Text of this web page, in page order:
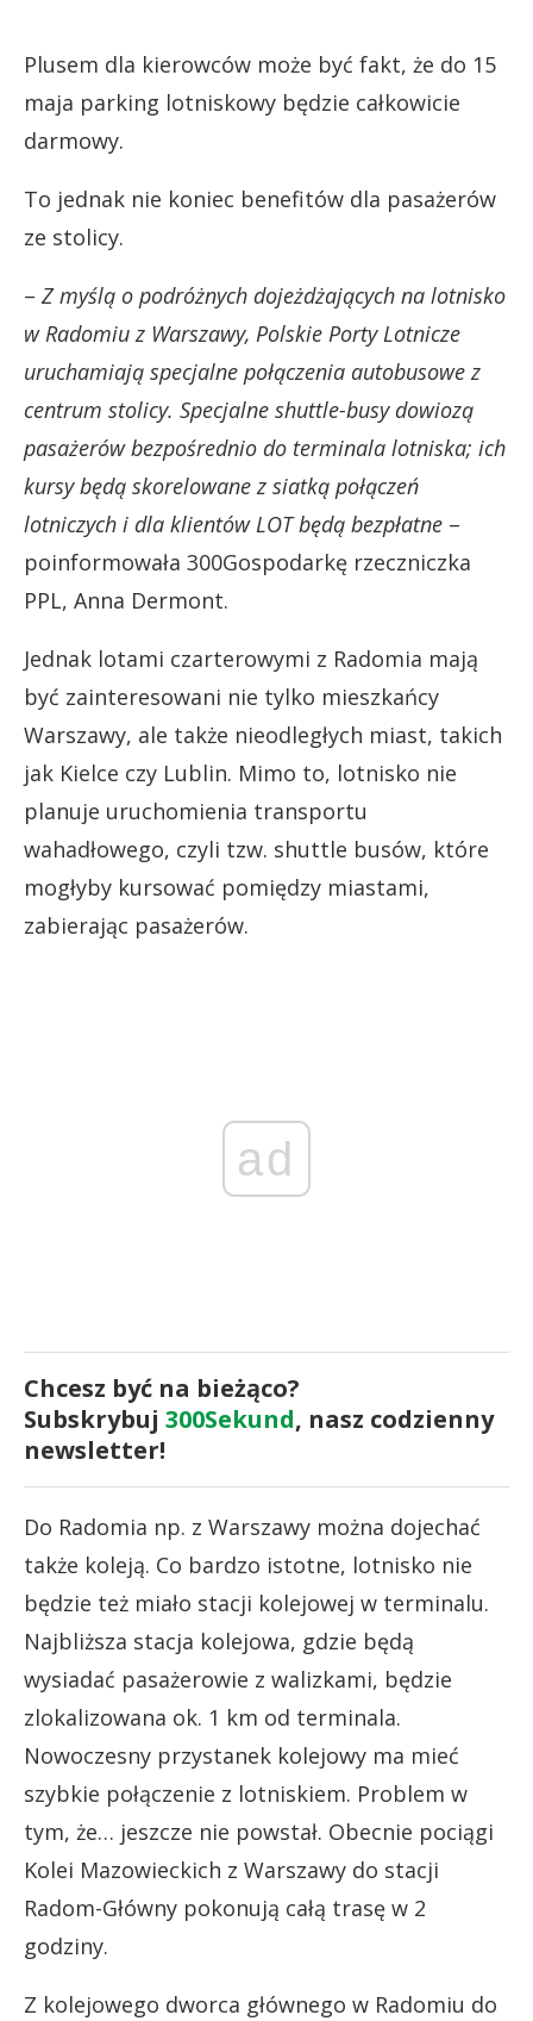
Plusem dla kierowców może być fakt, że do 15
maja parking lotniskowy będzie całkowicie
darmowy.
To jednak nie koniec benefitów dla pasażerów
ze stolicy.
– Z myślą o podróżnych dojeżdżających na lotnisko
w Radomiu z Warszawy, Polskie Porty Lotnicze
uruchamiają specjalne połączenia autobusowe z
centrum stolicy. Specjalne shuttle-busy dowiozą
pasażerów bezpośrednio do terminala lotniska; ich
kursy będą skorelowane z siatką połączeń
lotniczych i dla klientów LOT będą bezpłatne –
poinformowała 300Gospodarkę rzeczniczka
PPL, Anna Dermont.
Jednak lotami czarterowymi z Radomia mają
być zainteresowani nie tylko mieszkańcy
Warszawy, ale także nieodległych miast, takich
jak Kielce czy Lublin. Mimo to, lotnisko nie
planuje uruchomienia transportu
wahadłowego, czyli tzw. shuttle busów, które
mogłyby kursować pomiędzy miastami,
zabierając pasażerów.
ad
Chcesz być na bieżąco?
Subskrybuj 300Sekund, nasz codzienny
newsletter!
Do Radomia np. z Warszawy można dojechać
także koleją. Co bardzo istotne, lotnisko nie
będzie też miało stacji kolejowej w terminalu.
Najbliższa stacja kolejowa, gdzie będą
wysiadać pasażerowie z walizkami, będzie
zlokalizowana ok. 1 km od terminala.
Nowoczesny przystanek kolejowy ma mieć
szybkie połączenie z lotniskiem. Problem w
tym, że… jeszcze nie powstał. Obecnie pociągi
Kolei Mazowieckich z Warszawy do stacji
Radom-Główny pokonują całą trasę w 2
godziny.
Z kolejowego dworca głównego w Radomiu do